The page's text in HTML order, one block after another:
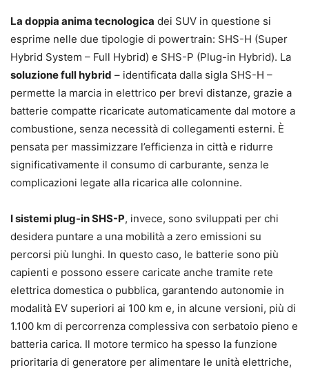
La doppia anima tecnologica dei SUV in questione si
esprime nelle due tipologie di powertrain: SHS-H (Super
Hybrid System – Full Hybrid) e SHS-P (Plug-in Hybrid). La
soluzione full hybrid – identificata dalla sigla SHS-H –
permette la marcia in elettrico per brevi distanze, grazie a
batterie compatte ricaricate automaticamente dal motore a
combustione, senza necessità di collegamenti esterni. È
pensata per massimizzare l’efficienza in città e ridurre
significativamente il consumo di carburante, senza le
complicazioni legate alla ricarica alle colonnine.
I sistemi plug-in SHS-P, invece, sono sviluppati per chi
desidera puntare a una mobilità a zero emissioni su
percorsi più lunghi. In questo caso, le batterie sono più
capienti e possono essere caricate anche tramite rete
elettrica domestica o pubblica, garantendo autonomie in
modalità EV superiori ai 100 km e, in alcune versioni, più di
1.100 km di percorrenza complessiva con serbatoio pieno e
batteria carica. Il motore termico ha spesso la funzione
prioritaria di generatore per alimentare le unità elettriche,